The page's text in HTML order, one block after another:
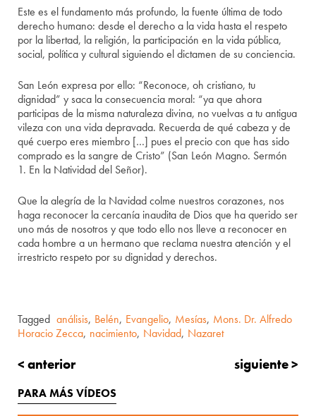
Este es el fundamento más profundo, la fuente última de todo
derecho humano: desde el derecho a la vida hasta el respeto
por la libertad, la religión, la participación en la vida pública,
social, política y cultural siguiendo el dictamen de su conciencia.
San León expresa por ello: “Reconoce, oh cristiano, tu
dignidad” y saca la consecuencia moral: “ya que ahora
participas de la misma naturaleza divina, no vuelvas a tu antigua
vileza con una vida depravada. Recuerda de qué cabeza y de
qué cuerpo eres miembro […] pues el precio con que has sido
comprado es la sangre de Cristo” (San León Magno. Sermón
1. En la Natividad del Señor).
Que la alegría de la Navidad colme nuestros corazones, nos
haga reconocer la cercanía inaudita de Dios que ha querido ser
uno más de nosotros y que todo ello nos lleve a reconocer en
cada hombre a un hermano que reclama nuestra atención y el
irrestricto respeto por su dignidad y derechos.
Tagged análisis, Belén, Evangelio, Mesías, Mons. Dr. Alfredo
Horacio Zecca, nacimiento, Navidad, Nazaret
< anterior siguiente >
PARA MÁS VÍDEOS